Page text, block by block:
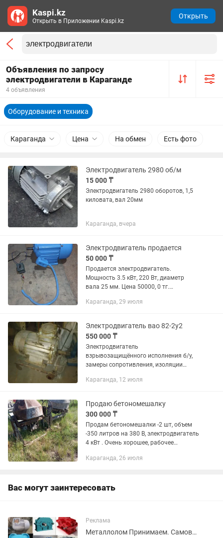
Объявления по запросу
электродвигатели в Караганде
4 объявления
Оборудование и техника
Караганда Цена На обмен Есть фото
Электродвигатель 2980 об/м
15 000 ₸
Электродвигатель 2980 оборотов, 1,5
киловата, вал 20мм
Караганда, вчера
Электродвигатель продается
50 000 ₸
Продается электродвигатель.
Мощность 3.5 кВт, 220 Вт, диаметр
вала 25 мм. Цена 50000, 0 тг.
гаражи) тел
Караганда, 29 июля
Электродвигатель вао 82-2у2
550 000 ₸
Электродвигатель
взрывозащищённого исполнения б/у,
замеры сопротивления, изоляции
хорошем рабочем состоянии. Здесь-же
разных...
Караганда, 12 июля
Продаю бетономешалку
300 000 ₸
Продам бетономешалки -2 шт, объем
-350 литров на 380 В, электродвигатель
4 кВт . Очень хорошее, рабочее
аренда
Караганда, 26 июля
Вас могут заинтересовать
Реклама
Металлолом Принимаем. Самовывоз
Kaspi.kz
Открыть в Приложении Kaspi.kz
Открыть